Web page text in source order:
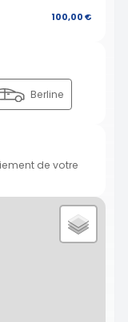
100,00 €
Berline
de votre